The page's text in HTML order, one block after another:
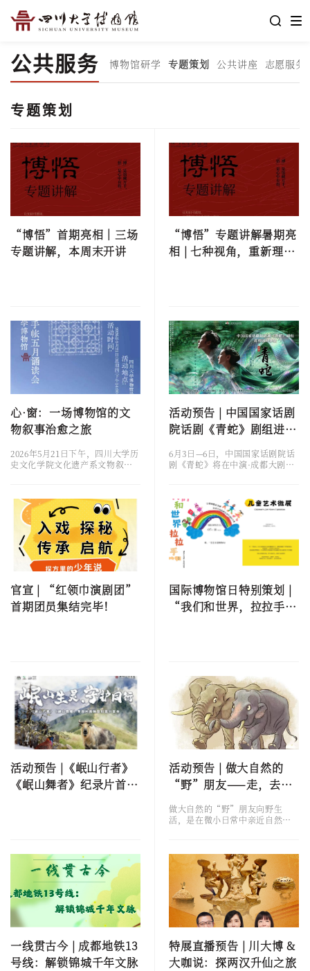
公共服务 博物馆研学 专题策划 公共讲座 志愿服务
专题策划
“博悟”首期亮相｜三场
专题讲解，本周末开讲
“博悟”专题讲解暑期亮
相 | 七种视角，重新理解
心·窗：一场博物馆的文
物叙事治愈之旅
2026年5月21日下午，四川大学历
史文化学院文化遗产系文物叙事
会主义精神文明建设促进会、成
都高新区心能源青少年发展中
心、成都市未成年人心理成长中
心、成都高新区未成年人心理成
长中心为社区公众带来了一场题
为“心窗：四川大学博物馆诗歌
手帐五月诵读会”的疗愈型展览
社教活动。活动地点在四川大学
博物馆二楼第三展厅，参与者包
括面向社区招募的23名观众。
“时间旅...
活动预告 | 中国国家话剧
院话剧《青蛇》剧组进校
6月3日—6日，中国国家话剧院话
剧《青蛇》将在中演·成都大剧院
成都演出季特别策划，活动邀请
中国国家话剧院院长、话剧《青
蛇》编剧/导演田沁鑫，话剧《青
蛇》主演韩佳容、马小雅、胡晓
龙、刘恒甫走进校园。戏剧不该
只停留在舞台灯光下，更应该在
年轻的思想里生根。话剧《青
长、怎么在欲望和修行之间，找
到自己，这些命题与正在思考自
我、情...
官宣 | “红领巾演剧团”
首期团员集结完毕！
国际博物馆日特别策划 |
“我们和世界，拉拉手”
活动预告 |《岷山行者》
《岷山舞者》纪录片首映
活动预告 | 做大自然的
“野”朋友——走，去馆
里认个“象”亲
做大自然的“野”朋友向野生
活，是在微小日常中亲近自然，
自然的‘野’朋友”大象主题科
普活动，由四川大学博物馆携手
国际爱护动物基金会（IFAW）共
同策划。活动以非洲象罗拉与亚
洲象锦宝的生命故事为引，通过
美陈科普展区、情绪认知展板、
公益漫画及趣味互动装置，带领
观众走进大象的身体密码、情绪
语言与家族世界。现场设置暗号
问答、印章打卡、小红书互动等
环节...
一线贯古今 | 成都地铁13
号线：解锁锦城千年文脉
特展直播预告 | 川大博 &
大咖说：探两汉升仙之旅